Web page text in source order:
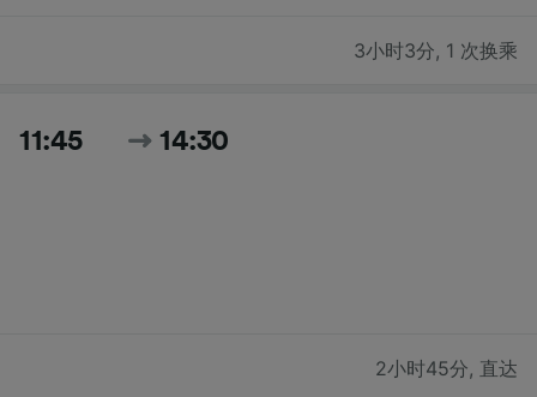
3小时3分, 1 次换乘
11:45 14:30
2小时45分, 直达